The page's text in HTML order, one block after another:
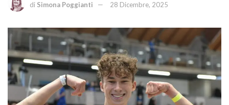
di Simona Poggianti 28 Dicembre, 2025